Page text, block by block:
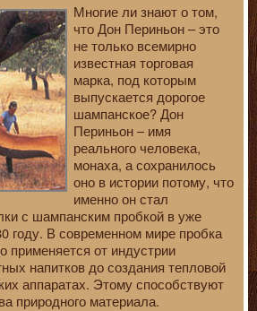
Многие ли знают о том,
что Дон Периньон – это
не только всемирно
известная торговая
марка, под которым
выпускается дорогое
шампанское? Дон
Периньон – имя
реального человека,
монаха, а сохранилось
оно в истории потому, что
именно он стал
с шампанским пробкой в уже
году. В современном мире пробка
применяется от индустрии
напитков до создания тепловой
аппаратах. Этому способствуют
природного материала.